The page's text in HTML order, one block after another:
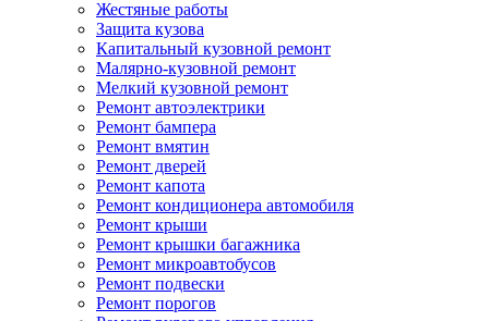
Жестяные работы
Защита кузова
Капитальный кузовной ремонт
Малярно-кузовной ремонт
Мелкий кузовной ремонт
Ремонт автоэлектрики
Ремонт бампера
Ремонт вмятин
Ремонт дверей
Ремонт капота
Ремонт кондиционера автомобиля
Ремонт крыши
Ремонт крышки багажника
Ремонт микроавтобусов
Ремонт подвески
Ремонт порогов